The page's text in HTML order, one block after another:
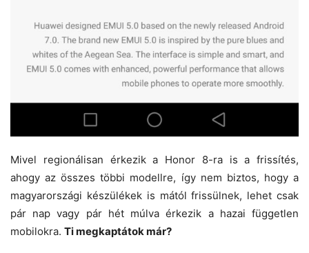
Mivel regionálisan érkezik a Honor 8-ra is a frissítés,
ahogy az összes többi modellre, így nem biztos, hogy a
magyarországi készülékek is mától frissülnek, lehet csak
pár nap vagy pár hét múlva érkezik a hazai független
mobilokra. Ti megkaptátok már?